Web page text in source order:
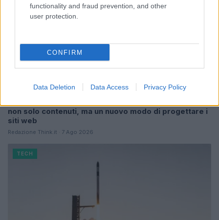
functionality and fraud prevention, and other
user protection.
CONFIRM
Data Deletion Data Access Privacy Policy
non solo contenuti, ma un nuovo modo di progettare i
siti web
Redazione Think.it · 7 Ago 2026
TECH